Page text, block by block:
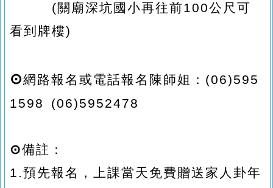
(關廟深坑國小再往前100公尺可
看到牌樓)
⊙網路報名或電話報名陳師姐：(06)595
1598 (06)5952478
⊙備註：
1.預先報名，上課當天免費贈送 家人卦年